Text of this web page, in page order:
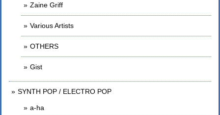
Zaine Griff
Various Artists
OTHERS
Gist
SYNTH POP / ELECTRO POP
a-ha